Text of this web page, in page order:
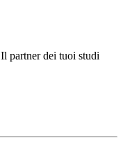
Il partner dei tuoi studi